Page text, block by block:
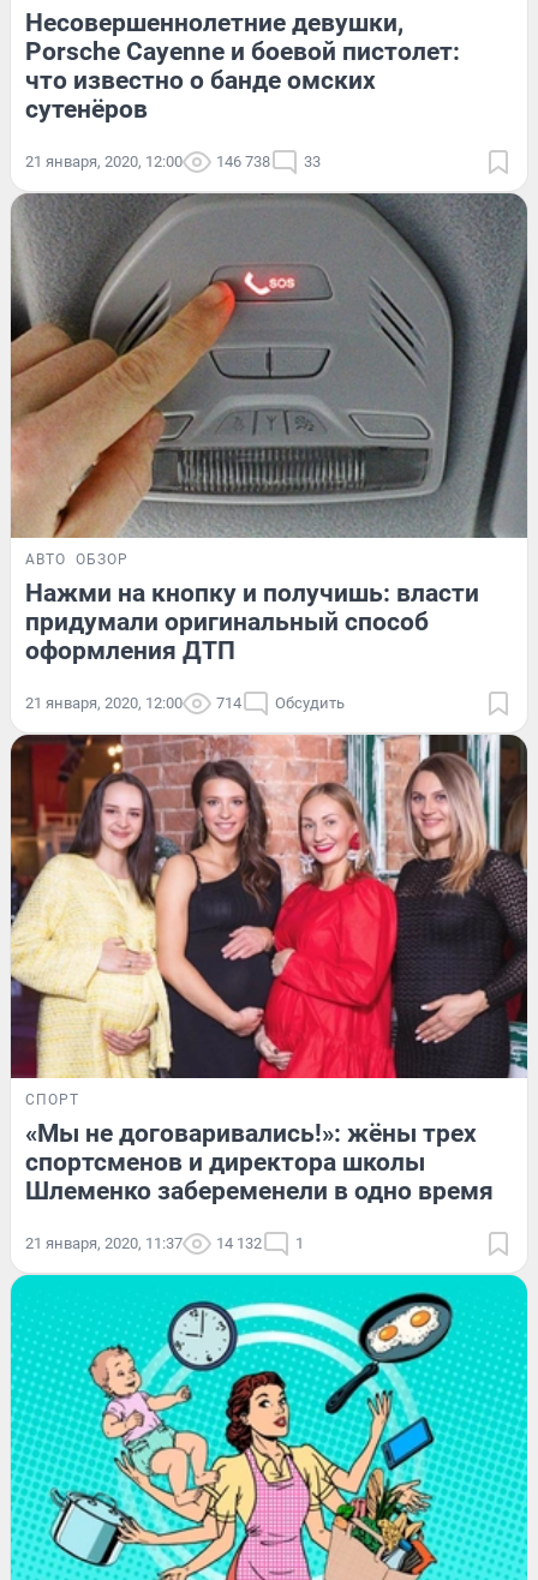
Несовершеннолетние девушки,
Porsche Cayenne и боевой пистолет:
что известно о банде омских
сутенёров
21 января, 2020, 12:00 146 738 33
АВТО ОБЗОР
Нажми на кнопку и получишь: власти
придумали оригинальный способ
оформления ДТП
21 января, 2020, 12:00 714 Обсудить
СПОРТ
«Мы не договаривались!»: жёны трех
спортсменов и директора школы
Шлеменко забеременели в одно время
21 января, 2020, 11:37 14 132 1